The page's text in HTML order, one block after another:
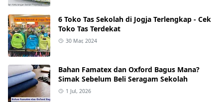
6 Toko Tas Sekolah di Jogja Terlengkap - Cek
Toko Tas Terdekat
30 Mar, 2024
Bahan Famatex dan Oxford Bagus Mana?
Simak Sebelum Beli Seragam Sekolah
1 Jul, 2026